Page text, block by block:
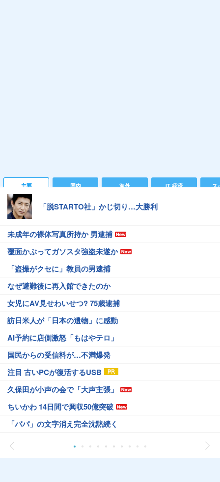
主要 国内 海外 IT 経済 ス
「脱STARTO社」かじ切り…大勝利
未成年の裸体写真所持か 男逮捕
覆面かぶってガソスタ強盗未遂か
「盗撮がクセに」教員の男逮捕
なぜ避難後に再入館できたのか
女児にAV見せわいせつ? 75歳逮捕
訪日米人が「日本の遺物」に感動
AI予約に店側激怒「もはやテロ」
国民からの受信料が…不満爆発
注目 古いPCが復活するUSB
久保田が小声の会で「大声主張」
ちいかわ 14日間で興収50億突破
「パパ」の文字消え完全沈黙続く